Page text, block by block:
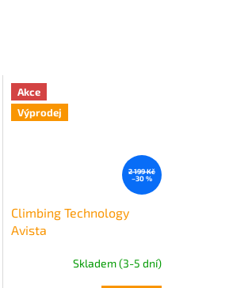
Akce
Výprodej
2 199 Kč
–30 %
Climbing Technology
Avista
Skladem (3-5 dní)